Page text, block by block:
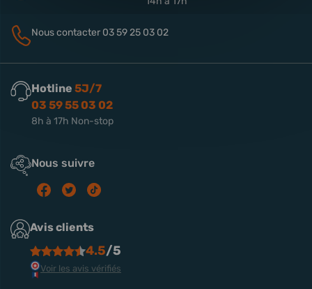
Nous contacter 03 59 25 03 02
Hotline 5J/7
03 59 55 03 02
8h à 17h Non-stop
Nous suivre
Avis clients
4.5/5
Voir les avis vérifiés